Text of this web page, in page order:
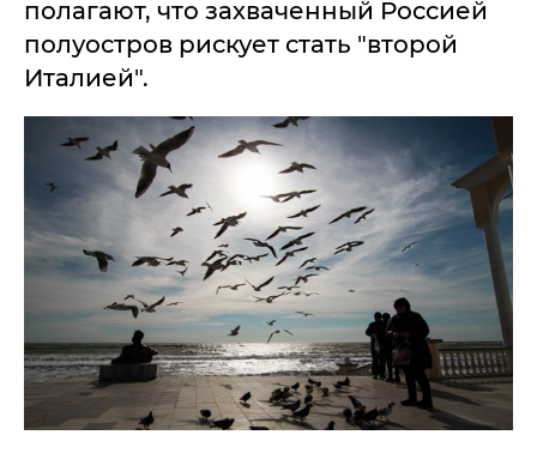
полагают, что захваченный Россией
полуостров рискует стать "второй
Италией".